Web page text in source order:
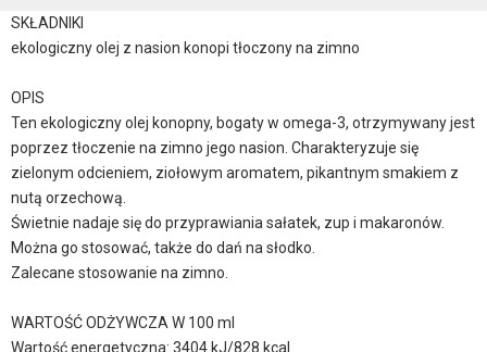
SKŁADNIKI
ekologiczny olej z nasion konopi tłoczony na zimno
OPIS
Ten ekologiczny olej konopny, bogaty w omega-3, otrzymywany jest
poprzez tłoczenie na zimno jego nasion. Charakteryzuje się
zielonym odcieniem, ziołowym aromatem, pikantnym smakiem z
nutą orzechową.
Świetnie nadaje się do przyprawiania sałatek, zup i makaronów.
Można go stosować, także do dań na słodko.
Zalecane stosowanie na zimno.
WARTOŚĆ ODŻYWCZA W 100 ml
Wartość energetyczna: 3404 kJ/828 kcal